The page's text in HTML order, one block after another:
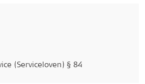
(Serviceloven) § 84